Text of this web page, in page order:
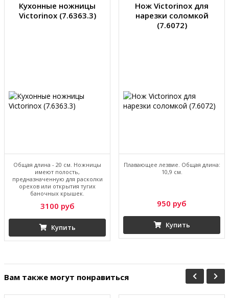
Кухонные ножницы
Victorinox (7.6363.3)
Общая длина - 20 см. Ножницы
имеют полость,
предназначенную для расколки
орехов или открытия тугих
баночных крышек.
3100 руб
Купить
Нож Victorinox для
нарезки соломкой
(7.6072)
Плавающее лезвие. Общая длина:
10,9 см.
950 руб
Купить
Вам также могут понравиться